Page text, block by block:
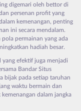
digemari oleh bettor di
persenan profit yang
kemenangan, penting
ini secara mendalam.
permainan yang ada
hadiah besar.
yang efektif juga menjadi
Bandar Situs
bijak pada setiap taruhan
waktu bermain dan
dalam jangka